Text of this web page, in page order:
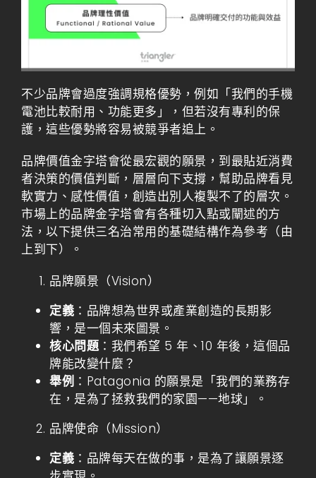
不少品牌會過度強調規格優勢，例如「我們的手機
電池比較耐用、功能更多」，但若沒有專利的保
護，這些優勢將容易被競爭者追上。
品牌價值金字塔會從最宏觀的願景，到最貼近消費
者決策的價值判斷，層層向下支撐，幫助品牌看見
軟實力、感性價值，創造出別人複製不了的層次。
市場上的品牌金字塔會有各種切入點或闡述的方
法，以下提供三名治常用的基礎結構作為參考（由
上到下）。
品牌願景（Vision）
定義 ：品牌想為世界或產業創造的長期影
響，是一個未來圖景。
核心問題：我們希望 5 年、10 年後，這個品
牌能改變什麼？
舉例 ：Patagonia 的願景是「我們的業務存
在，是為了拯救我們的家園——地球」。
品牌使命（Mission）
定義 ：品牌每天在做的事，是為了讓願景逐